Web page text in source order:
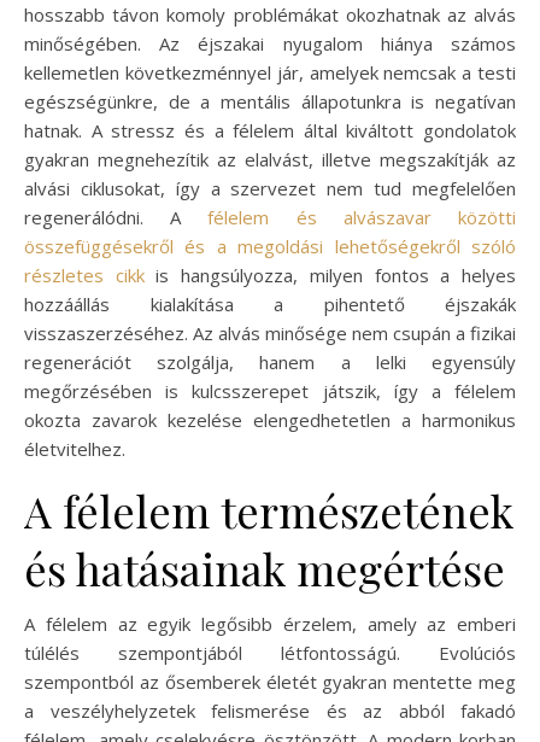
hosszabb távon komoly problémákat okozhatnak az alvás
minőségében. Az éjszakai nyugalom hiánya számos
kellemetlen következménnyel jár, amelyek nemcsak a testi
egészségünkre, de a mentális állapotunkra is negatívan
hatnak. A stressz és a félelem által kiváltott gondolatok
gyakran megnehezítik az elalvást, illetve megszakítják az
alvási ciklusokat, így a szervezet nem tud megfelelően
regenerálódni. Afélelem és alvászavar közötti
összefüggésekről és a megoldási lehetőségekről szóló
részletes cikkis hangsúlyozza, milyen fontos a helyes
hozzáállás kialakítása a pihentető éjszakák
visszaszerzéséhez. Az alvás minősége nem csupán a fizikai
regenerációt szolgálja, hanem a lelki egyensúly
megőrzésében is kulcsszerepet játszik, így a félelem
okozta zavarok kezelése elengedhetetlen a harmonikus
életvitelhez.
A félelem természetének
és hatásainak megértése
A félelem az egyik legősibb érzelem, amely az emberi
túlélés szempontjából létfontosságú. Evolúciós
szempontból az ősemberek életét gyakran mentette meg
a veszélyhelyzetek felismerése és az abból fakadó